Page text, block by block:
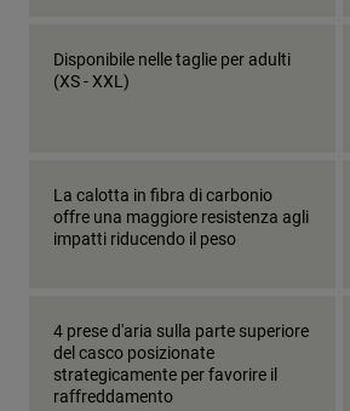
Disponibile nelle taglie per adulti
(XS - XXL)
La calotta in fibra di carbonio
offre una maggiore resistenza agli
impatti riducendo il peso
4 prese d'aria sulla parte superiore
del casco posizionate
strategicamente per favorire il
raffreddamento